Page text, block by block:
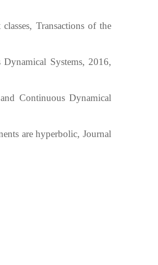
Transactions of the
Systems, 2016,
Continuous Dynamical
are hyperbolic, Journal